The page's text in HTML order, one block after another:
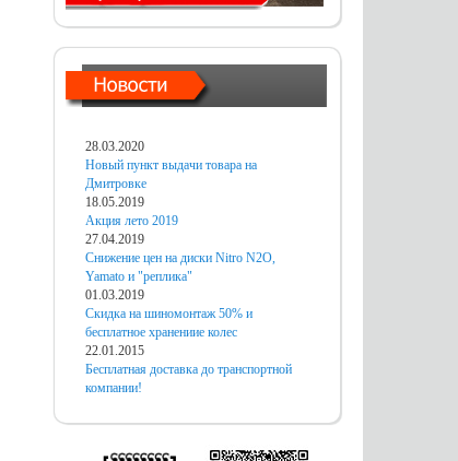
28.03.2020
Новый пункт выдачи товара на
Дмитровке
18.05.2019
Акция лето 2019
27.04.2019
Снижение цен на диски Nitro N2O,
Yamato и "реплика"
01.03.2019
Скидка на шиномонтаж 50% и
бесплатное хранениие колес
22.01.2015
Бесплатная доставка до транспортной
компании!